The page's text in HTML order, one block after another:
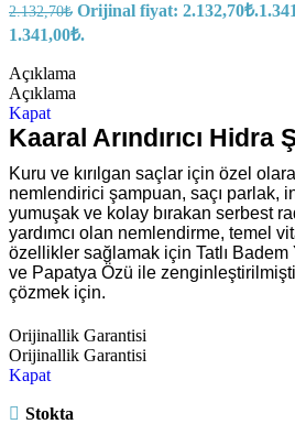
2.132,70₺ Orijinal fiyat: 2.132,70₺.
1.341,00₺.
Açıklama
Açıklama
Kapat
Kaaral Arındırıcı Hidra
Kuru ve kırılgan saçlar için özel
nemlendirici şampuan, saçı parlak,
yumuşak ve kolay bırakan serbest
yardımcı olan nemlendirme, temel
özellikler sağlamak için Tatlı Badem
ve Papatya Özü ile
çözmek için.
Orijinallik Garantisi
Orijinallik Garantisi
Kapat
Stokta